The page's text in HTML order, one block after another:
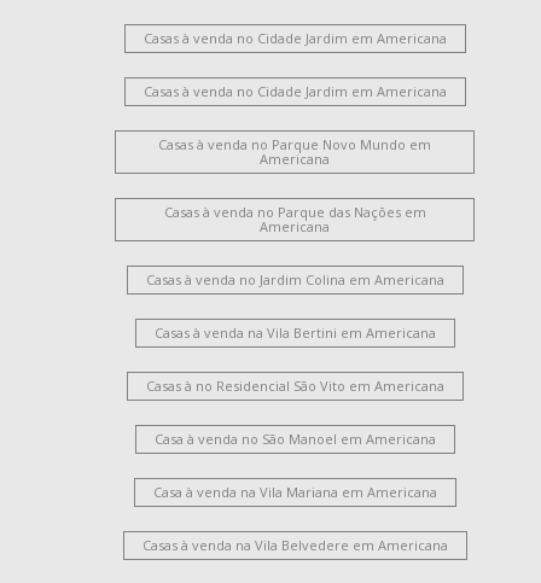
Casas à venda no Cidade Jardim em Americana
Casas à venda no Cidade Jardim em Americana
Casas à venda no Parque Novo Mundo em
Americana
Casas à venda no Parque das Nações em
Americana
Casas à venda no Jardim Colina em Americana
Casas à venda na Vila Bertini em Americana
Casas à no Residencial São Vito em Americana
Casa à venda no São Manoel em Americana
Casa à venda na Vila Mariana em Americana
Casas à venda na Vila Belvedere em Americana